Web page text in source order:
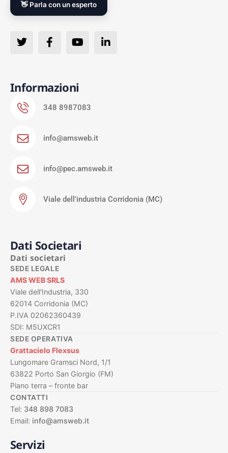
👋 Parla con un esperto
Informazioni
348 8987083
info@amsweb.it
info@pec.amsweb.it
Viale dell'industria Corridonia (MC)
Dati Societari
Dati societari
SEDE LEGALE
AMS WEB SRLS
Viale dell'Industria, 330
62014 Corridonia (MC)
P.IVA 02062360439
SDI: M5UXCR1
SEDE OPERATIVA
Grattacielo Flexsus
Lungomare Gramsci Nord, 1/1
63822 Porto San Giorgio (FM)
Piano terra – fronte bar
CONTATTI
Tel: 348 898 7083
Email: info@amsweb.it
Servizi